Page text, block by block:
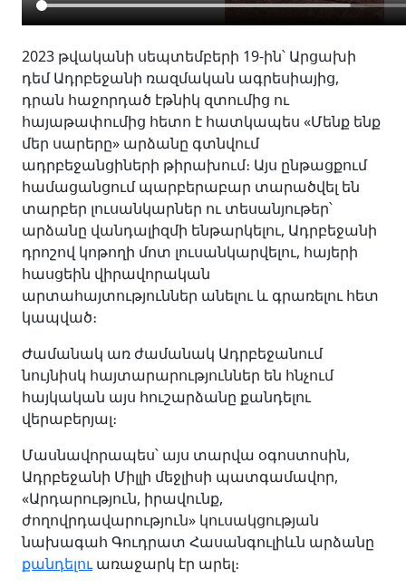
2023 թվականի սեպտեմբերի 19-ին՝ Արցախի
դեմ Ադրբեջանի ռազմական ագրեսիայից,
դրան հաջորդած էթնիկ զտումից ու
հայաթափումից հետո է հատկապես «Մենք ենք
մեր սարերը» արձանը գտնվում
ադրբեջանցիների թիրախում։ Այս ընթացքում
համացանցում պարբերաբար տարածվել են
տարբեր լուսանկարներ ու տեսանյութեր՝
արձանը վանդալիզմի ենթարկելու, Ադրբեջանի
դրոշով կոթողի մոտ լուսանկարվելու, հայերի
հասցեին վիրավորական
արտահայտություններ անելու և գրառելու հետ
կապված։
Ժամանակ առ ժամանակ Ադրբեջանում
նույնիսկ հայտարարություններ են հնչում
հայկական այս հուշարձանը քանդելու
վերաբերյալ։
Մասնավորապես՝ այս տարվա օգոստոսին,
Ադրբեջանի Միլլի մեջլիսի պատգամավոր,
«Արդարություն, իրավունք,
ժողովրդավարություն» կուսակցության
նախագահ Գուդրատ Հասանգուլիևն արձանը
քանդելուառաջարկ էր արել։